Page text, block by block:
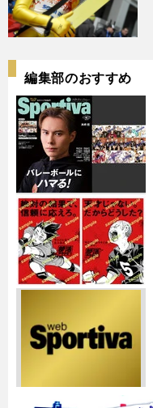
編集部のおすすめ